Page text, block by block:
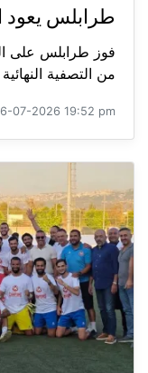
طرابلس يعود
من التصفية
07-2026 19:52 pm